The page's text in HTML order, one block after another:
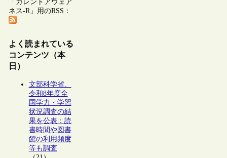
「カレントアウェア
ネス-R」用のRSS：
よく読まれている
コンテンツ（本
日）
文部科学省、
令和8年度全
国学力・学習
状況調査の結
果を公表：読
書時間や図書
館の利用頻度
等も調査